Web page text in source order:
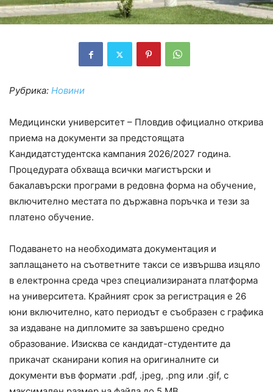
Рубрика: Новини
Медицински университет – Пловдив официално открива
приема на документи за предстоящата
Кандидатстудентска кампания 2026/2027 година.
Процедурата обхваща всички магистърски и
бакалавърски програми в редовна форма на обучение,
включително местата по държавна поръчка и тези за
платено обучение.
Подаването на необходимата документация и
заплащането на съответните такси се извършва изцяло
в електронна среда чрез специализираната платформа
на университета. Крайният срок за регистрация е 26
юни включително, като периодът е съобразен с графика
за издаване на дипломите за завършено средно
образование. Изисква се кандидат-студентите да
прикачат сканирани копия на оригиналните си
документи във формати .pdf, .jpeg, .png или .gif, с